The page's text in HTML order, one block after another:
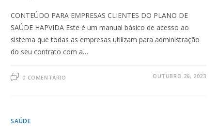
CONTEÚDO PARA EMPRESAS CLIENTES DO PLANO DE
SAÚDE HAPVIDA Este é um manual básico de acesso ao
sistema que todas as empresas utilizam para administração
do seu contrato com a…
0 COMENTÁRIO OUTUBRO 26, 2023
SAÚDE